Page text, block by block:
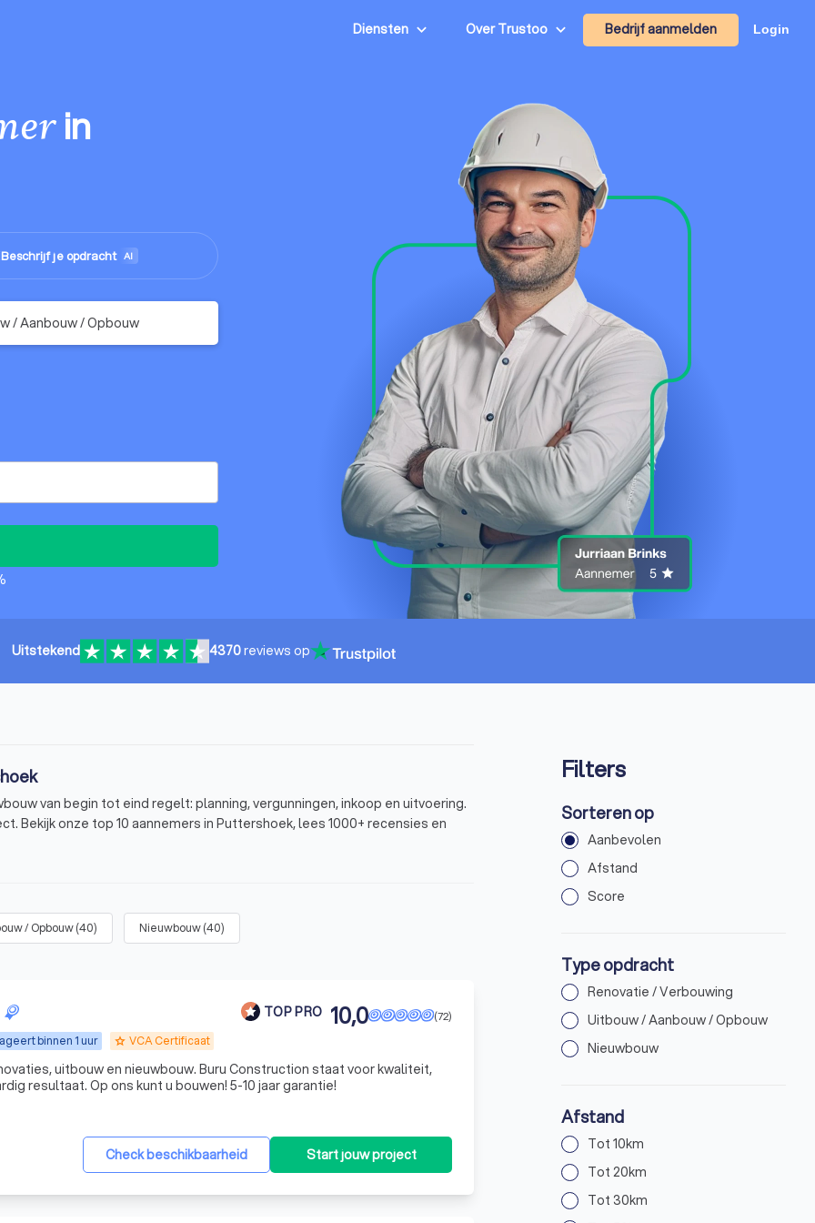
Diensten Over Trustoo Bedrijf aanmelden Login
in
Beschrijf je opdracht AI
/ Aanbouw / Opbouw
Uitstekend 4370reviews op
van begin tot eind regelt: planning, vergunningen, inkoop en uitvoering.
Bekijk onze top 10 aannemers in Puttershoek, lees 1000+ recensies en
of nieuwbouw.
en heeftcontact met onderaannemers
zoals een aanbouw tot kleinere aanpassingen zoals het
projecten zijn:
het hele bouwtraject.
of een open keuken wilt realiseren. De aannemer beoordeelt de
plaatsen en sanitair installeren. Een aannemer bewaakt de planning
/ Opbouw(40) Nieuwbouw(40)
TOP PRO
binnen 1 uur grade VCA Certificaat
(72)
10,0
uitbouw en nieuwbouw. Buru Construction staat voor kwaliteit,
vakmanschap en een hoogwaardig resultaat. Op ons kunt u bouwen! 5-10 jaar garantie!
Check beschikbaarheid Start jouw project
Filters
Sorteren op
Aanbevolen
Afstand
Score
Type opdracht
Renovatie / Verbouwing
Uitbouw / Aanbouw / Opbouw
Nieuwbouw
Afstand
Tot 10km
Tot 20km
Tot 30km